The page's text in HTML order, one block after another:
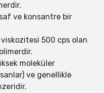
ve konsantre bir
500 cps olan
moleküler
ve genellikle